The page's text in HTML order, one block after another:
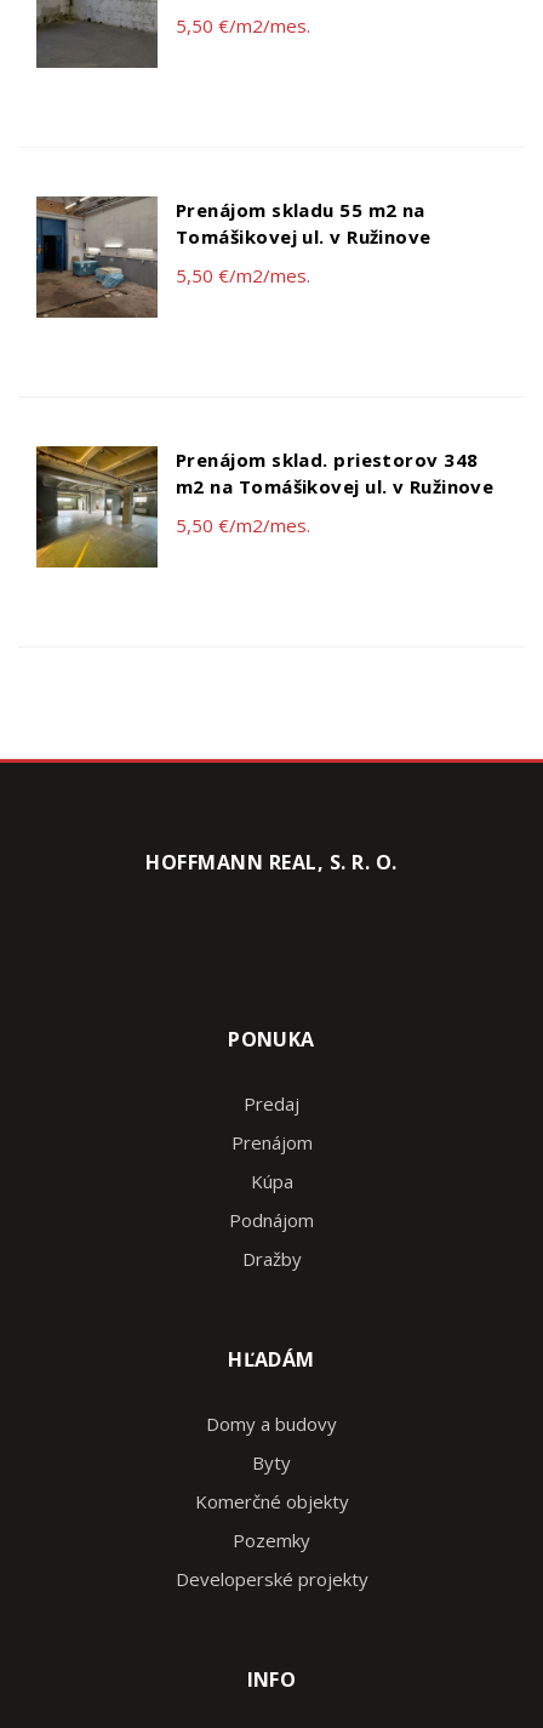
5,50 €/m2/mes.
Prenájom skladu 55 m2 na
Tomášikovej ul. v Ružinove
5,50 €/m2/mes.
Prenájom sklad. priestorov 348
m2 na Tomášikovej ul. v Ružinove
5,50 €/m2/mes.
HOFFMANN REAL, S. R. O.
PONUKA
Predaj
Prenájom
Kúpa
Podnájom
Dražby
HĽADÁM
Domy a budovy
Byty
Komerčné objekty
Pozemky
Developerské projekty
INFO